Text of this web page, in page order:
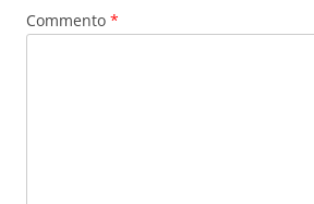
Commento *